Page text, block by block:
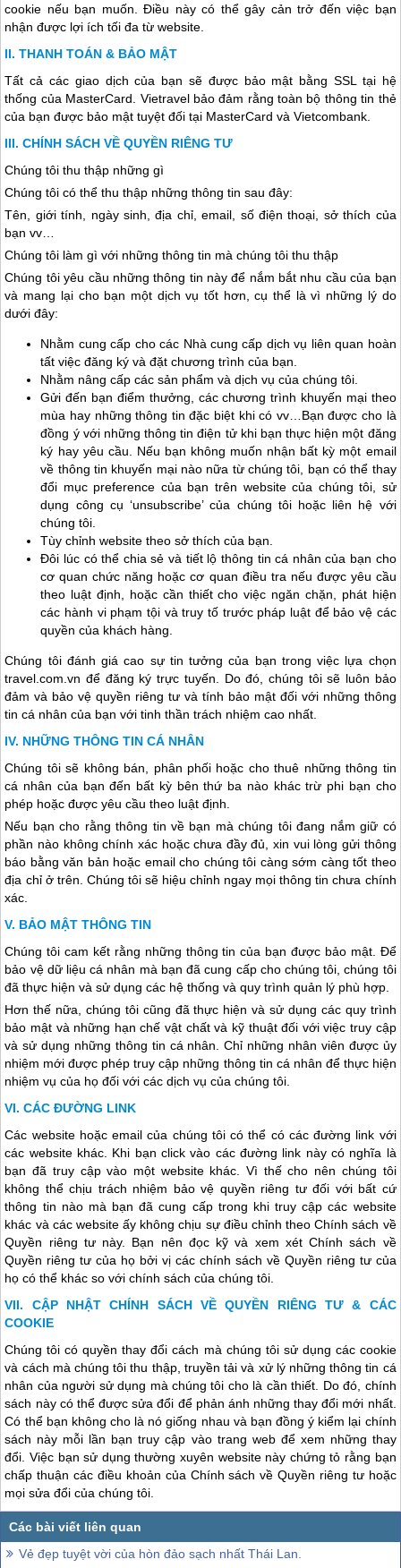
cookie nếu bạn muốn. Điều này có thể gây cản trở đến việc bạn
nhận được lợi ích tối đa từ website.
THANH TOÁN & BẢO MẬT
Tất cả các giao dịch của bạn sẽ được bảo mật bằng SSL tại hệ
thống của MasterCard. Vietravel bảo đảm rằng toàn bộ thông tin thẻ
của bạn được bảo mật tuyệt đối tại MasterCard và Vietcombank.
CHÍNH SÁCH VỀ QUYỀN RIÊNG TƯ
Chúng tôi thu thập những gì
Chúng tôi có thể thu thập những thông tin sau đây:
Tên, giới tính, ngày sinh, địa chỉ, email, số điện thoại, sở thích của
bạn vv…
Chúng tôi làm gì với những thông tin mà chúng tôi thu thập
Chúng tôi yêu cầu những thông tin này để nắm bắt nhu cầu của bạn
và mang lại cho bạn một dịch vụ tốt hơn, cụ thể là vì những lý do
dưới đây:
Nhằm cung cấp cho các Nhà cung cấp dịch vụ liên quan hoàn
tất việc đăng ký và đặt chương trình của bạn.
Nhằm nâng cấp các sản phẩm và dịch vụ của chúng tôi.
Gửi đến bạn điểm thưởng, các chương trình khuyến mại theo
mùa hay những thông tin đặc biệt khi có vv…Bạn được cho là
đồng ý với những thông tin điện tử khi bạn thực hiện một đăng
ký hay yêu cầu. Nếu bạn không muốn nhận bất kỳ một email
về thông tin khuyến mại nào nữa từ chúng tôi, bạn có thể thay
đổi mục preference của bạn trên website của chúng tôi, sử
dụng công cụ ‘unsubscribe’ của chúng tôi hoặc liên hệ với
chúng tôi.
Tùy chỉnh website theo sở thích của bạn.
Đôi lúc có thể chia sẻ và tiết lộ thông tin cá nhân của bạn cho
cơ quan chức năng hoặc cơ quan điều tra nếu được yêu cầu
theo luật định, hoặc cần thiết cho việc ngăn chặn, phát hiện
các hành vi phạm tội và truy tố trước pháp luật để bảo vệ các
quyền của khách hàng.
Chúng tôi đánh giá cao sự tin tưởng của bạn trong việc lựa chọn
travel.com.vn để đăng ký trực tuyến. Do đó, chúng tôi sẽ luôn bảo
đảm và bảo vệ quyền riêng tư và tính bảo mật đối với những thông
tin cá nhân của bạn với tinh thần trách nhiệm cao nhất.
NHỮNG THÔNG TIN CÁ NHÂN
Chúng tôi sẽ không bán, phân phối hoặc cho thuê những thông tin
cá nhân của bạn đến bất kỳ bên thứ ba nào khác trừ phi bạn cho
phép hoặc được yêu cầu theo luật định.
Nếu bạn cho rằng thông tin về bạn mà chúng tôi đang nắm giữ có
phần nào không chính xác hoặc chưa đầy đủ, xin vui lòng gửi thông
báo bằng văn bản hoặc email cho chúng tôi càng sớm càng tốt theo
địa chỉ ở trên. Chúng tôi sẽ hiệu chỉnh ngay mọi thông tin chưa chính
xác.
BẢO MẬT THÔNG TIN
Chúng tôi cam kết rằng những thông tin của bạn được bảo mật. Để
bảo vệ dữ liệu cá nhân mà bạn đã cung cấp cho chúng tôi, chúng tôi
đã thực hiện và sử dụng các hệ thống và quy trình quản lý phù hợp.
Hơn thế nữa, chúng tôi cũng đã thực hiện và sử dụng các quy trình
bảo mật và những hạn chế vật chất và kỹ thuật đối với việc truy cập
và sử dụng những thông tin cá nhân. Chỉ những nhân viên được ủy
nhiệm mới được phép truy cập những thông tin cá nhân để thực hiện
nhiệm vụ của họ đối với các dịch vụ của chúng tôi.
CÁC ĐƯỜNG LINK
Các website hoặc email của chúng tôi có thể có các đường link với
các website khác. Khi bạn click vào các đường link này có nghĩa là
bạn đã truy cập vào một website khác. Vì thế cho nên chúng tôi
không thể chịu trách nhiệm bảo vệ quyền riêng tư đối với bất cứ
thông tin nào mà bạn đã cung cấp trong khi truy cập các website
khác và các website ấy không chịu sự điều chỉnh theo Chính sách về
Quyền riêng tư này. Bạn nên đọc kỹ và xem xét Chính sách về
Quyền riêng tư của họ bởi vị các chính sách về Quyền riêng tư của
họ có thể khác so với chính sách của chúng tôi.
CẬP NHẬT CHÍNH SÁCH VỀ QUYỀN RIÊNG TƯ & CÁC
COOKIE
Chúng tôi có quyền thay đổi cách mà chúng tôi sử dụng các cookie
và cách mà chúng tôi thu thập, truyền tải và xử lý những thông tin cá
nhân của người sử dụng mà chúng tôi cho là cần thiết. Do đó, chính
sách này có thể được sửa đổi để phản ánh những thay đổi mới nhất.
Có thể bạn không cho là nó giống nhau và bạn đồng ý kiểm lại chính
sách này mỗi lần bạn truy cập vào trang web để xem những thay
đổi. Việc bạn sử dụng thường xuyên website này chứng tỏ rằng bạn
chấp thuận các điều khoản của Chính sách về Quyền riêng tư hoặc
mọi sửa đổi của chúng tôi.
Vẻ đẹp tuyệt vời của hòn đảo sạch nhất Thái Lan.